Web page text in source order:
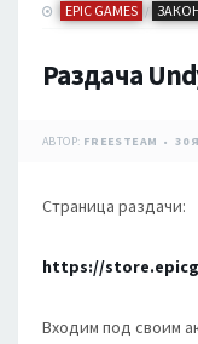
EPIC GAMES /
Раздача
АВТОР: FREESTEAM 30
Страница раздачи:
https://
Входим под своим